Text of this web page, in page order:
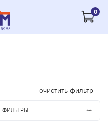
0
очистить фильтр
ФИЛЬТРЫ